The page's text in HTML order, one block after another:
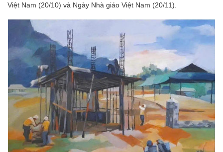
Việt Nam (20/10) và Ngày Nhà giáo Việt Nam (20/11).